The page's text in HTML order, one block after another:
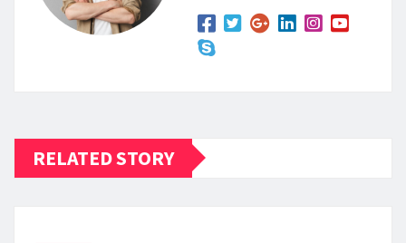
RELATED STORY